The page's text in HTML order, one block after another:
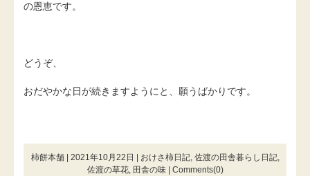
の恩恵です。
どうぞ、
おだやかな日が続きますようにと、願うばかりです。
柿餅本舗 | 2021年10月22日 | おけさ柿日記, 佐渡の田舎暮らし日記,
佐渡の草花, 田舎の味| Comments(0)